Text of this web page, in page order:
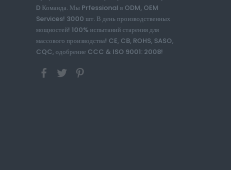
D Команда. Мы Prfessional в ODM, OEM
Services! 3000 шт. В день производственных
мощностей! 100% испытаний старения для
массового производства! CE, CB, ROHS, SASO,
CQC, одобрение CCC & ISO 9001: 2008!